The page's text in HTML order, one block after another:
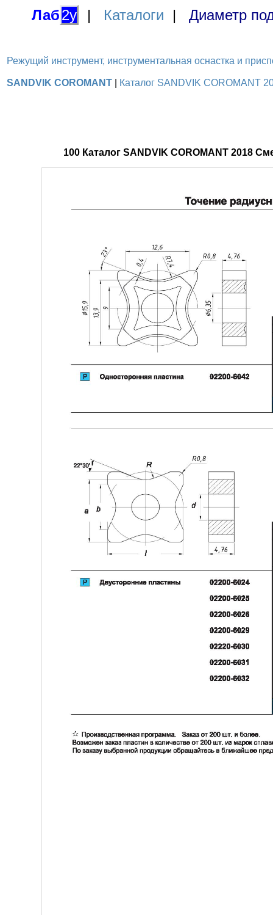
Лаб2у | Каталоги | Диаметр
Режущий инструмент, инструментальная оснастка и
SANDVIK COROMANT Каталог SANDVIK COROMANT
100 Каталог SANDVIK COROMANT 2018